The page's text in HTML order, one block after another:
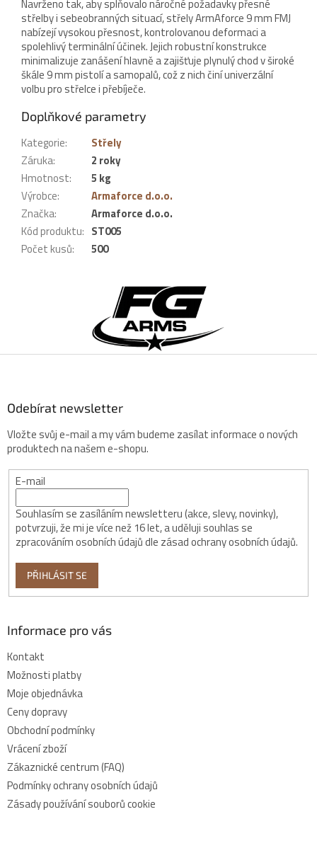
Navrženo tak, aby splňovalo náročné požadavky přesné
střelby i sebeobranných situací, střely ArmAforce 9 mm FMJ
nabízejí vysokou přesnost, kontrolovanou deformaci a
spolehlivý terminální účinek. Jejich robustní konstrukce
minimalizuje zanášení hlavně a zajišťuje plynulý chod v široké
škále 9 mm pistolí a samopalů, což z nich činí univerzální
volbu pro střelce i přebíječe.
Doplňkové parametry
Kategorie:
Střely
Záruka:
2 roky
Hmotnost:
5 kg
Výrobce:
Armaforce d.o.o.
Značka:
Armaforce d.o.o.
Kód produktu: ST005
Počet kusů: 500
t
Odebírat newsletter
Vložte svůj e-mail a my vám budeme zasílat informace o nových
produktech na našem e-shopu.
E-mail
Souhlasím se zasíláním newsletteru (akce, slevy, novinky),
potvrzuji, že mi je více než 16 let, a uděluji souhlas se
zpracováním osobních údajů dle zásad ochrany osobních údajů.
PŘIHLÁSIT SE
Informace pro vás
Kontakt
Možnosti platby
Moje objednávka
Ceny dopravy
Obchodní podmínky
Vrácení zboží
Zákaznické centrum (FAQ)
Podmínky ochrany osobních údajů
Zásady používání souborů cookie